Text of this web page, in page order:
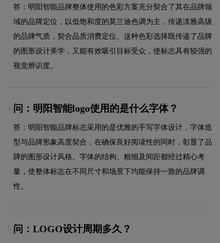
答：明阳智能品牌整体使用的色彩方案充分契合了其在品牌领
域的品牌定位，以低饱和度的莫兰迪色调为主，传递淡雅高级
的品牌气质，契合品质消费定位。这种色彩选择既传递了品牌
的图形设计美学，又能有效吸引目标受众，使标志具有较强的
视觉辨识度。
4. 问：明阳智能logo使用的是什么字体？
答：明阳智能品牌标志采用的是优雅的手写字体设计，字体造
型与品牌形象高度契合，在确保良好阅读性的同时，彰显了品
牌的图形设计风格。字体的结构、粗细及间距都经过精心考
量，使整体标志在不同尺寸和场景下均能保持一致的品牌调
性。
5. 问：LOGO设计周期多久？